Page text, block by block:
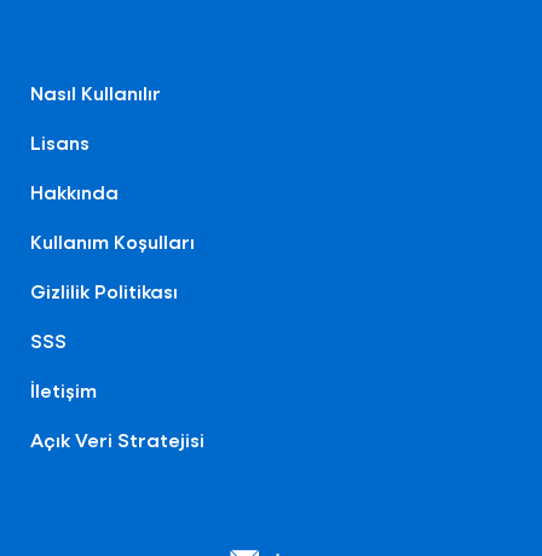
Nasıl Kullanılır
Lisans
Hakkında
Kullanım Koşulları
Gizlilik Politikası
SSS
İletişim
Açık Veri Stratejisi